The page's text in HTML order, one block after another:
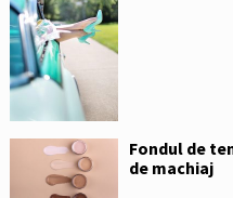
Fondul de
de machiaj